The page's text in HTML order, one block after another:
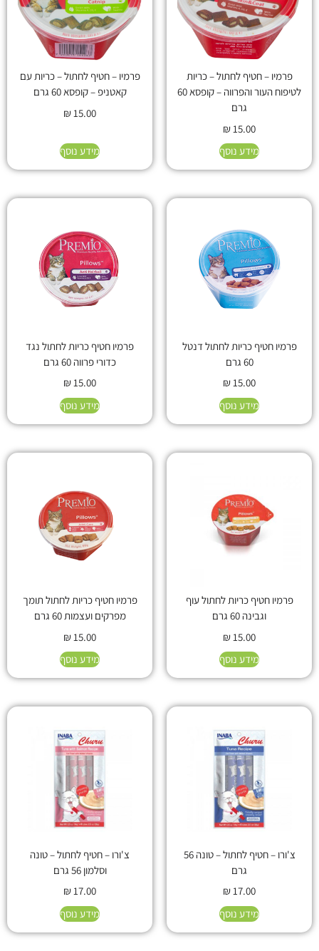
פרמיו – חטיף לחתול – כריות
לטיפוח העור והפרווה – קופסא 60
גרם
₪15.00
מידע נוסף
פרמיו – חטיף לחתול – כריות עם
קאטניפ – קופסא 60 גרם
₪15.00
מידע נוסף
פרמיו חטיף כריות לחתול דנטל
60 גרם
₪15.00
מידע נוסף
פרמיו חטיף כריות לחתול נגד
כדורי פרווה 60 גרם
₪15.00
מידע נוסף
פרמיו חטיף כריות לחתול עוף
וגבינה 60 גרם
₪15.00
מידע נוסף
פרמיו חטיף כריות לחתול תומך
מפרקים ועצמות 60 גרם
₪15.00
מידע נוסף
צ'ורו – חטיף לחתול – טונה 56
גרם
₪17.00
מידע נוסף
צ'ורו – חטיף לחתול – טונה
וסלמון 56 גרם
₪17.00
מידע נוסף